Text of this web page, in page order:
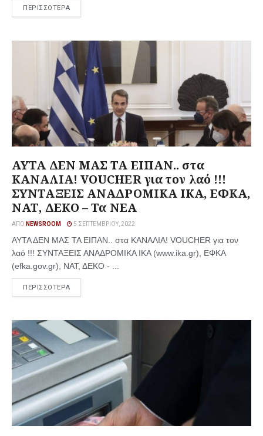
ΠΕΡΙΣΣΟΤΕΡΑ
ΑΥΤΑ ΔΕΝ ΜΑΣ ΤΑ ΕΙΠΑΝ.. στα
ΚΑΝΑΛΙΑ! VOUCHER για τον λαό !!!
ΣΥΝΤΑΞΕΙΣ ΑΝΑΔΡΟΜΙΚΑ ΙΚΑ, ΕΦΚΑ,
ΝΑΤ, ΔΕΚΟ – Τα ΝΕΑ
ΑΠΌ NEWSROOM 5 ΣΕΠΤΕΜΒΡΊΟΥ, 2022
ΑΥΤΑ ΔΕΝ ΜΑΣ ΤΑ ΕΙΠΑΝ.. στα ΚΑΝΑΛΙΑ! VOUCHER για τον
λαό !!! ΣΥΝΤΑΞΕΙΣ ΑΝΑΔΡΟΜΙΚΑ ΙΚΑ (www.ika.gr), ΕΦΚΑ
(efka.gov.gr), ΝΑΤ, ΔΕΚΟ - ...
ΠΕΡΙΣΣΟΤΕΡΑ